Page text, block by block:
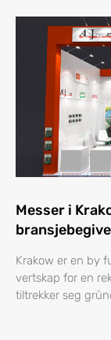
Messer i
Krakow er en by
vertskap for en
tiltrekker seg